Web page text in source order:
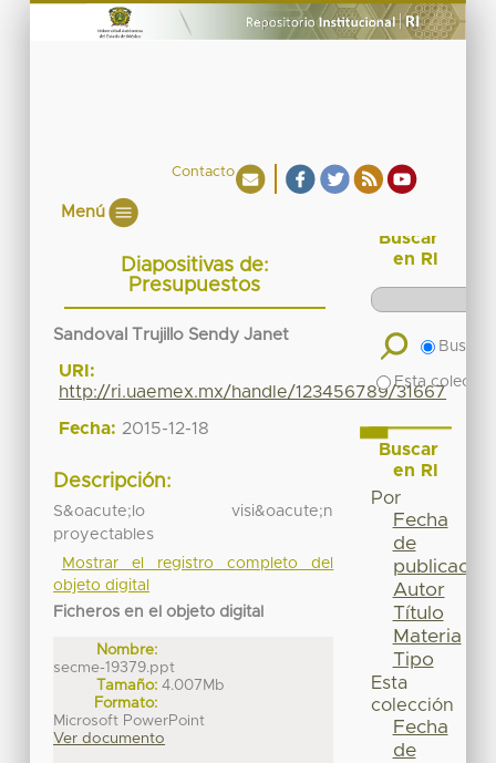
Contacto
Menú
Diapositivas de:
Presupuestos
Sandoval Trujillo Sendy Janet
URI:
http://ri.uaemex.mx/handle/123456789/31667
Fecha: 2015-12-18
Descripción:
S&oacute;lo visi&oacute;n
proyectables
Mostrar el registro completo del
objeto digital
Ficheros en el objeto digital
Nombre:
secme-19379.ppt
Tamaño: 4.007Mb
Formato:
Microsoft PowerPoint
Ver documento
Buscar
en RI
Buscar
Esta
Buscar
en RI
Por
Fecha
de
publicación
Autor
Título
Materia
Tipo
Esta
colección
Fecha
de